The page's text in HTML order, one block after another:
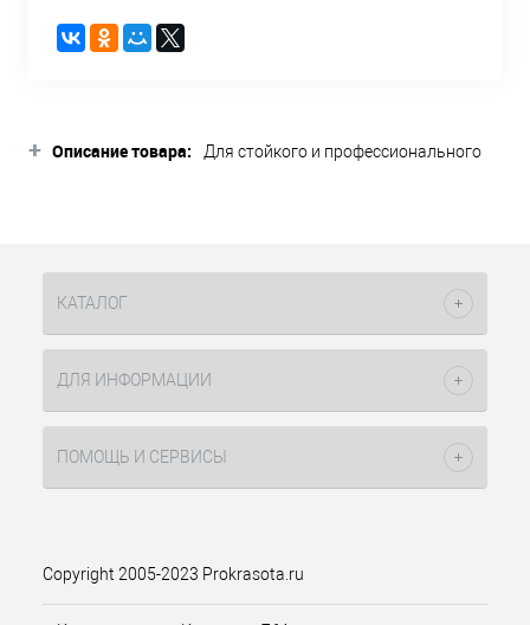
+ Описание товара:
Для стойкого и профессионального
количество насыщенных оттенков.
Благодаря новой формуле цвет волос
защищенные и ухоженные. Несмотря
на предназначение использования
можно без проблем окраситься
самостоятельно.
Красителем можно тонировать или
стойкость цвета между
КАТАЛОГ
ДЛЯ ИНФОРМАЦИИ
ПОМОЩЬ И СЕРВИСЫ
Copyright 2005-2023 Prokrasota.ru